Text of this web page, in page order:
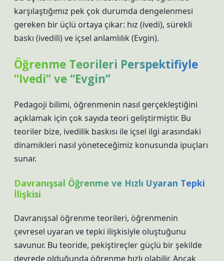
karşılaştığımız pek çok durumda dengelenmesi
gereken bir üçlü ortaya çıkar: hız (ivedi), sürekli
baskı (ivedili) ve içsel anlamlılık (Evgin).
Öğrenme Teorileri Perspektifiyle
“Ivedi” ve “Evgin”
Pedagoji bilimi, öğrenmenin nasıl gerçekleştiğini
açıklamak için çok sayıda teori geliştirmiştir. Bu
teoriler bize, ivedilik baskısı ile içsel ilgi arasındaki
dinamikleri nasıl yöneteceğimiz konusunda ipuçları
sunar.
Davranışsal Öğrenme ve Hızlı Uyaran Tepki
İlişkisi
Davranışsal öğrenme teorileri, öğrenmenin
çevresel uyaran ve tepki ilişkisiyle oluştuğunu
savunur. Bu teoride, pekiştireçler güçlü bir şekilde
devrede olduğunda öğrenme hızlı olabilir. Ancak